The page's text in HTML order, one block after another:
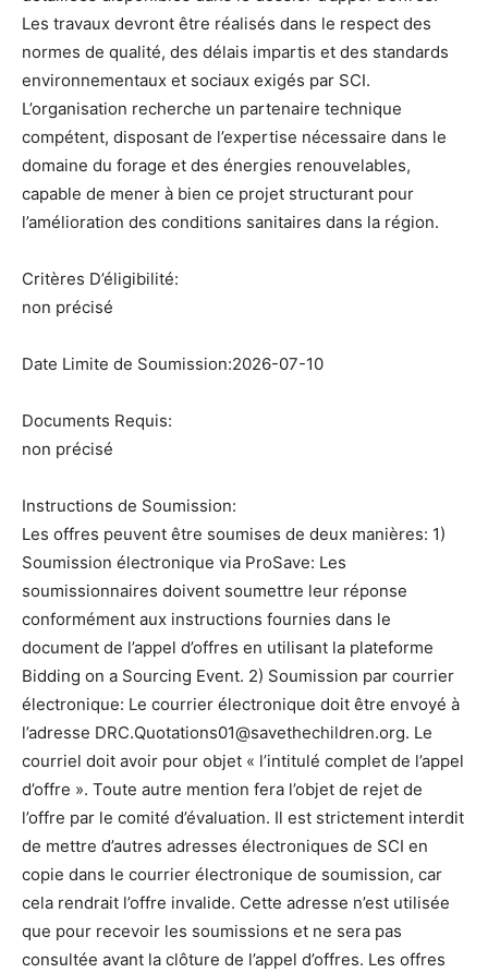
Les travaux devront être réalisés dans le respect des
normes de qualité, des délais impartis et des standards
environnementaux et sociaux exigés par SCI.
L’organisation recherche un partenaire technique
compétent, disposant de l’expertise nécessaire dans le
domaine du forage et des énergies renouvelables,
capable de mener à bien ce projet structurant pour
l’amélioration des conditions sanitaires dans la région.
Critères D’éligibilité:
non précisé
Date Limite de Soumission:2026-07-10
Documents Requis:
non précisé
Instructions de Soumission:
Les offres peuvent être soumises de deux manières: 1)
Soumission électronique via ProSave: Les
soumissionnaires doivent soumettre leur réponse
conformément aux instructions fournies dans le
document de l’appel d’offres en utilisant la plateforme
Bidding on a Sourcing Event. 2) Soumission par courrier
électronique: Le courrier électronique doit être envoyé à
l’adresse DRC.Quotations01@savethechildren.org. Le
courriel doit avoir pour objet « l’intitulé complet de l’appel
d’offre ». Toute autre mention fera l’objet de rejet de
l’offre par le comité d’évaluation. Il est strictement interdit
de mettre d’autres adresses électroniques de SCI en
copie dans le courrier électronique de soumission, car
cela rendrait l’offre invalide. Cette adresse n’est utilisée
que pour recevoir les soumissions et ne sera pas
consultée avant la clôture de l’appel d’offres. Les offres